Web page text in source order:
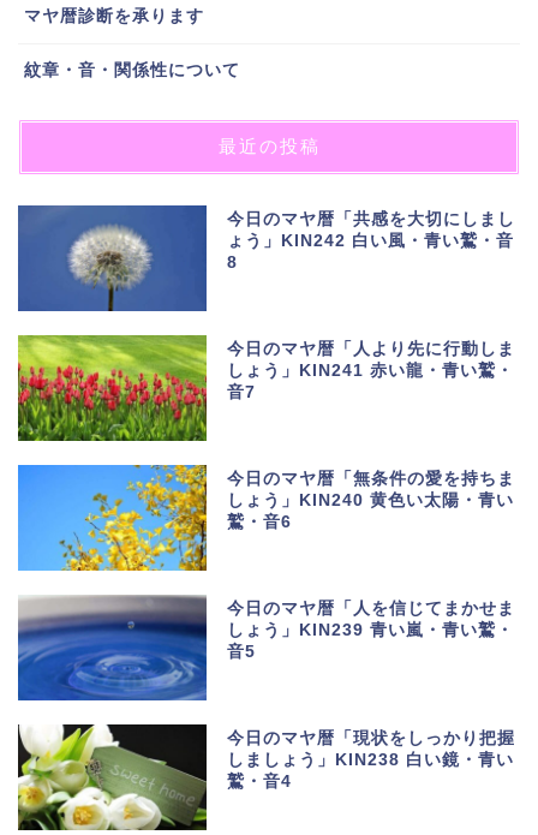
マヤ暦診断を承ります
紋章・音・関係性について
最近の投稿
今日のマヤ暦「共感を大切にしまし
ょう」KIN242 白い風・青い鷲・音
8
今日のマヤ暦「人より先に行動しま
しょう」KIN241 赤い龍・青い鷲・
音7
今日のマヤ暦「無条件の愛を持ちま
しょう」KIN240 黄色い太陽・青い
鷲・音6
今日のマヤ暦「人を信じてまかせま
しょう」KIN239 青い嵐・青い鷲・
音5
今日のマヤ暦「現状をしっかり把握
しましょう」KIN238 白い鏡・青い
鷲・音4